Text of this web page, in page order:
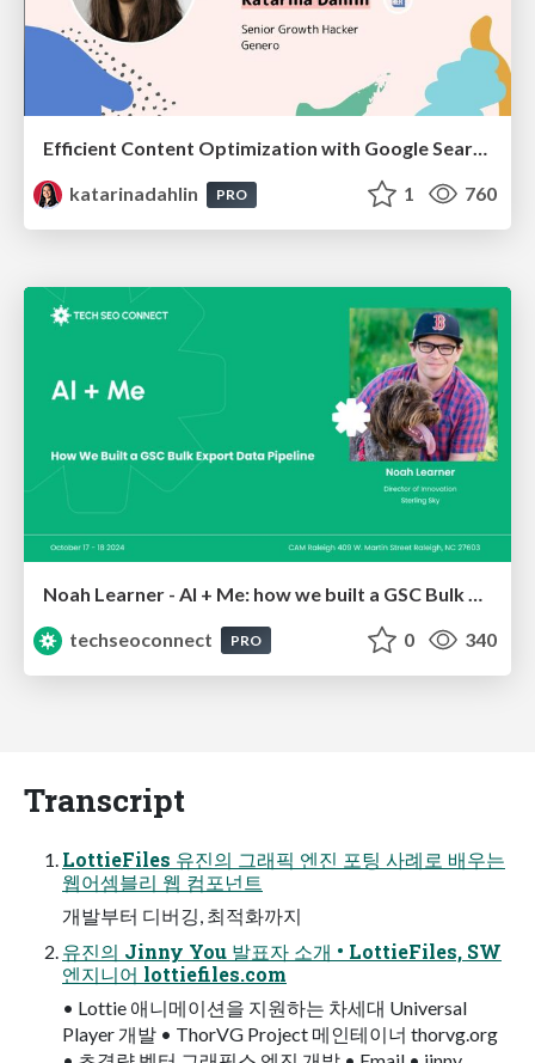
Efficient Content Optimization with Google Search Console & Apps Script
katarinadahlin
PRO 1 760
techseoconnect
PRO 0 340
Transcript
LottieFiles 유진의 그래픽 엔진 포팅 사례로 배우는
웹어셈블리 웹 컴포넌트
개발부터 디버깅, 최적화까지
유진의 Jinny You 발표자 소개 • LottieFiles, SW
엔지니어 lottiefiles.com
• Lottie 애니메이션을 지원하는 차세대 Universal
Player 개발 • ThorVG Project 메인테이너 thorvg.org